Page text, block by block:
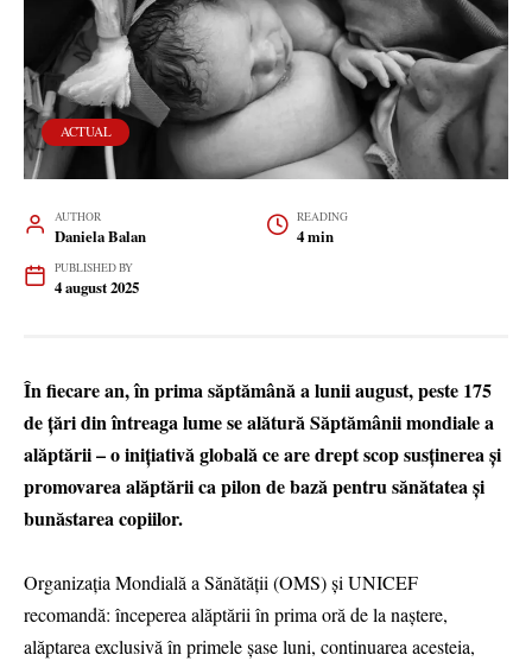
ACTUAL
AUTHOR
Daniela Balan
READING
4 min
PUBLISHED BY
4 august 2025
În fiecare an, în prima săptămână a lunii august, peste 175
de țări din întreaga lume se alătură Săptămânii mondiale a
alăptării – o inițiativă globală ce are drept scop susținerea și
promovarea alăptării ca pilon de bază pentru sănătatea și
bunăstarea copiilor.
Organizația Mondială a Sănătății (OMS) și UNICEF
recomandă: începerea alăptării în prima oră de la naștere,
alăptarea exclusivă în primele șase luni, continuarea acesteia,